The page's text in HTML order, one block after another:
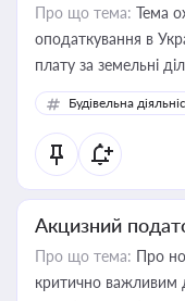
Про що тема: Тема
оподаткування в
Будівельна
Акцизний
Про що тема: Про
критично важливим